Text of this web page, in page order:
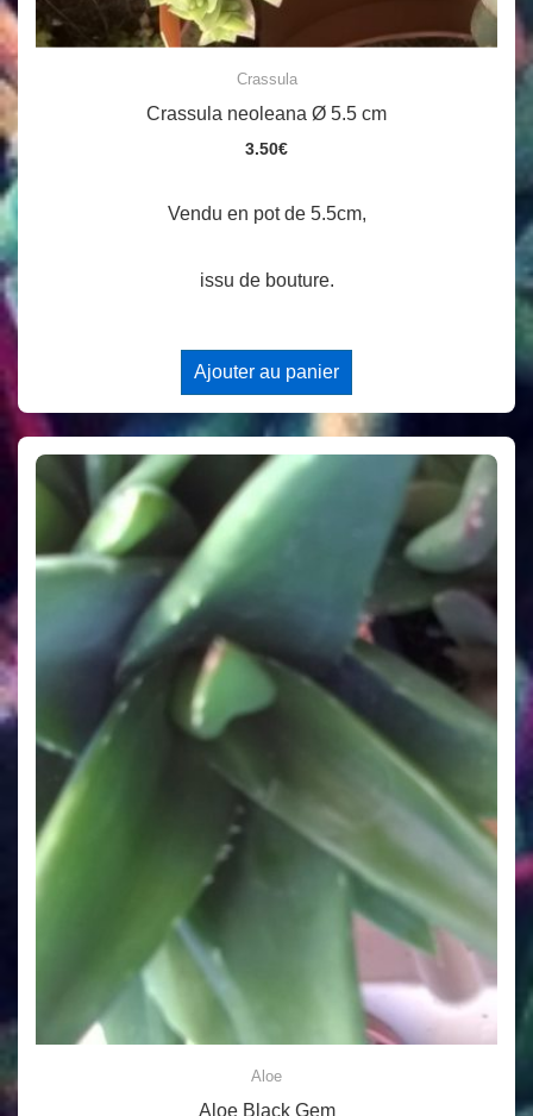
Crassula
Crassula neoleana Ø 5.5 cm
3.50€
Vendu en pot de 5.5cm,
issu de bouture.
Ajouter au panier
Aloe
Aloe Black Gem